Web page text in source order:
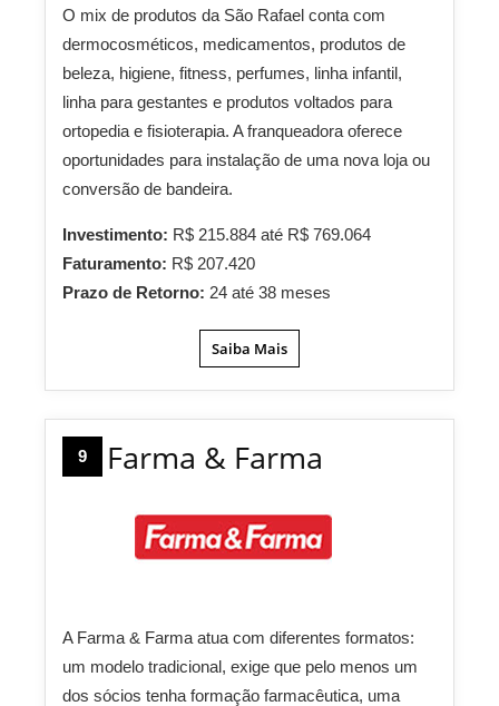
O mix de produtos da São Rafael conta com
dermocosméticos, medicamentos, produtos de
beleza, higiene, fitness, perfumes, linha infantil,
linha para gestantes e produtos voltados para
ortopedia e fisioterapia. A franqueadora oferece
oportunidades para instalação de uma nova loja ou
conversão de bandeira.
Investimento: R$ 215.884 até R$ 769.064
Faturamento: R$ 207.420
Prazo de Retorno: 24 até 38 meses
Saiba Mais
9 Farma & Farma
A Farma & Farma atua com diferentes formatos:
um modelo tradicional, exige que pelo menos um
dos sócios tenha formação farmacêutica, uma